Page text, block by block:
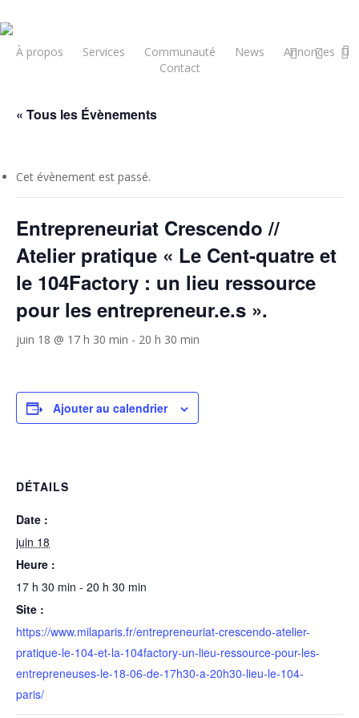
to
mainÀ propos Services Communauté News
Annonces
Contact
x-
facebook
« Tous les Évènements
Cet évènement est passé.
Entrepreneuriat Crescendo //
Atelier pratique « Le Cent-quatre et
le 104Factory : un lieu ressource
pour les entrepreneur.e.s ».
juin 18 @ 17 h 30 min - 20 h 30 min
Ajouter au calendrier
DÉTAILS
Date :
juin 18
Heure :
17 h 30 min - 20 h 30 min
Site :
https://www.milaparis.fr/entrepreneuriat-crescendo-atelier-
pratique-le-104-et-la-104factory-un-lieu-ressource-pour-les-
entrepreneuses-le-18-06-de-17h30-a-20h30-lieu-le-104-
paris/